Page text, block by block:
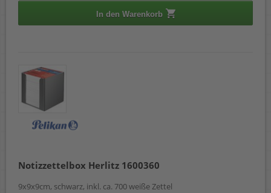
In den Warenkorb
Notizzettelbox Herlitz 1600360
9x9x9cm, schwarz, inkl. ca. 700 weiße Zettel